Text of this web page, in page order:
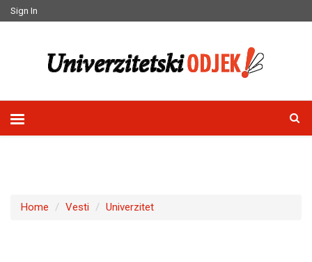
Sign In
Home Vesti Univerzitet